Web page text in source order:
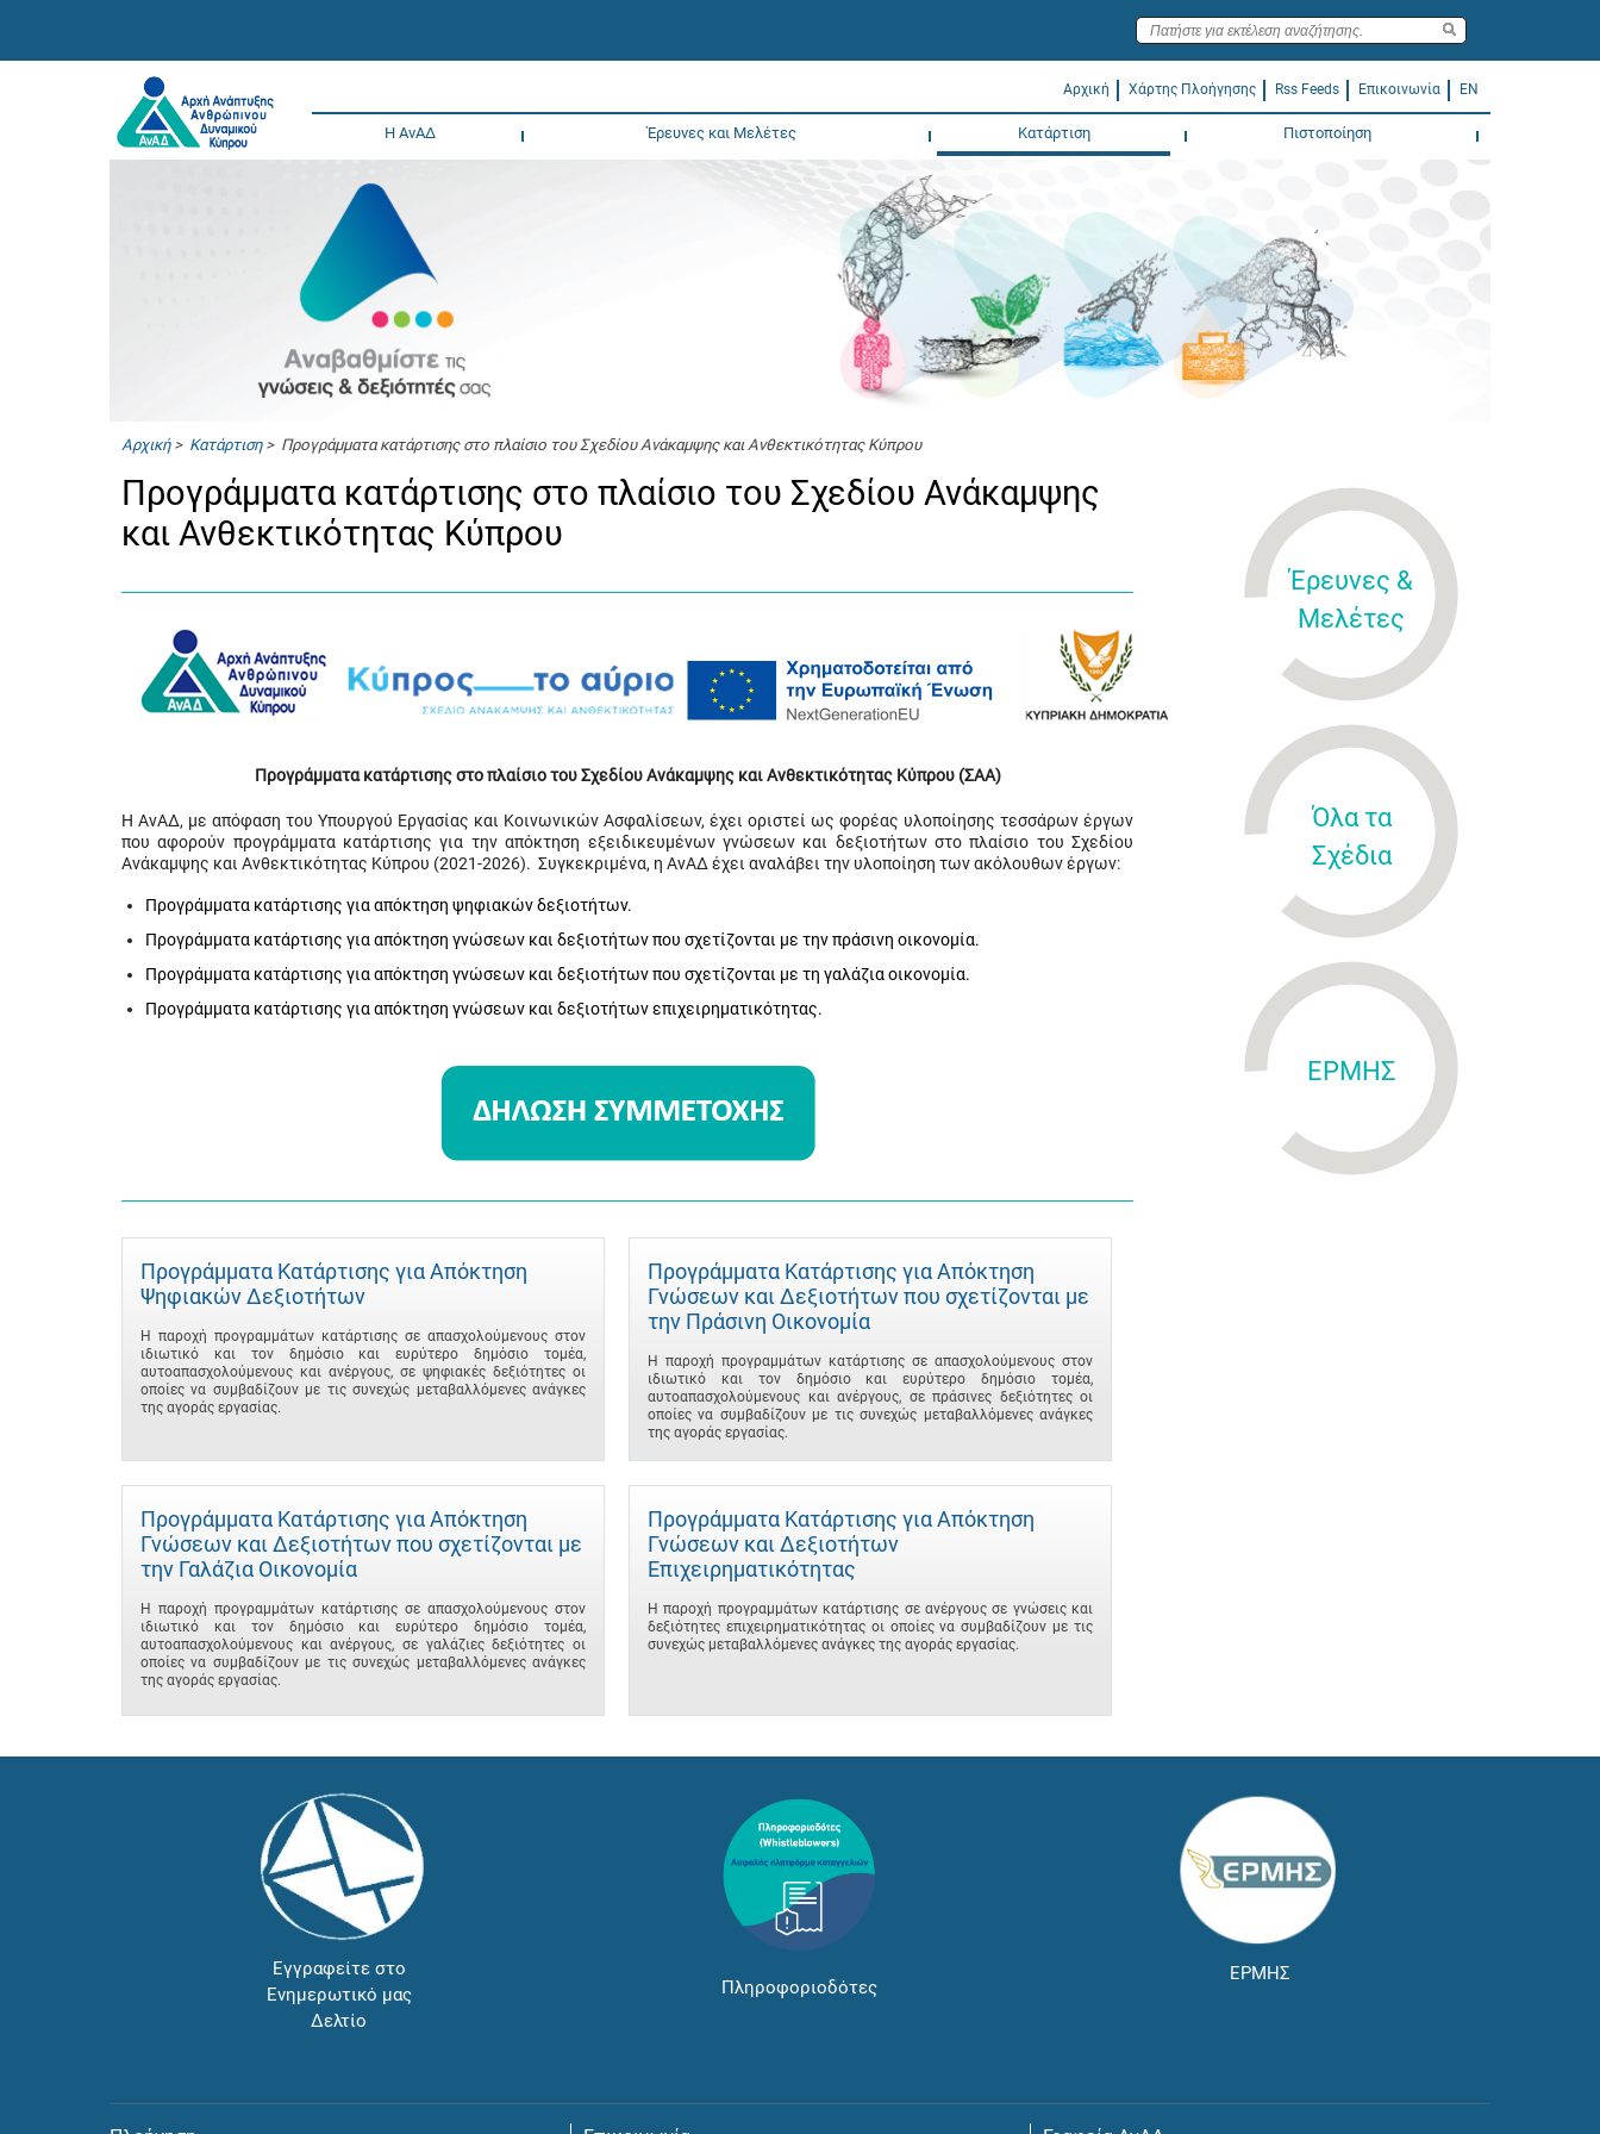
Αρχική Χάρτης Πλοήγησης Rss Feeds Επικοινωνία EN
Η ΑνΑΔ Έρευνες και Μελέτες Κατάρτιση Πιστοποίηση
Αρχική> Κατάρτιση> Προγράμματα κατάρτισης στο πλαίσιο του Σχεδίου Ανάκαμψης και Ανθεκτικότητας Κύπρου
Προγράμματα κατάρτισης στο πλαίσιο του Σχεδίου Ανάκαμψης
και Ανθεκτικότητας Κύπρου
Προγράμματα κατάρτισης στο πλαίσιο του Σχεδίου Ανάκαμψης και Ανθεκτικότητας Κύπρου (ΣΑΑ)
Η ΑνΑΔ, με απόφαση του Υπουργού Εργασίας και Κοινωνικών Ασφαλίσεων, έχει οριστεί ως φορέας υλοποίησης τεσσάρων έργων
που αφορούν προγράμματα κατάρτισης για την απόκτηση εξειδικευμένων γνώσεων και δεξιοτήτων στο πλαίσιο του Σχεδίου
Ανάκαμψης και Ανθεκτικότητας Κύπρου (2021-2026). Συγκεκριμένα, η ΑνΑΔ έχει αναλάβει την υλοποίηση των ακόλουθων έργων:
Προγράμματα κατάρτισης για απόκτηση ψηφιακών δεξιοτήτων.
Προγράμματα κατάρτισης για απόκτηση γνώσεων και δεξιοτήτων που σχετίζονται με την πράσινη οικονομία.
Προγράμματα κατάρτισης για απόκτηση γνώσεων και δεξιοτήτων που σχετίζονται με τη γαλάζια οικονομία.
Προγράμματα κατάρτισης για απόκτηση γνώσεων και δεξιοτήτων επιχειρηματικότητας.
Προγράμματα Κατάρτισης για Απόκτηση
Ψηφιακών Δεξιοτήτων
Η παροχή προγραμμάτων κατάρτισης σε απασχολούμενους στον
ιδιωτικό και τον δημόσιο και ευρύτερο δημόσιο τομέα,
αυτοαπασχολούμενους και ανέργους, σε ψηφιακές δεξιότητες οι
οποίες να συμβαδίζουν με τις συνεχώς μεταβαλλόμενες ανάγκες
της αγοράς εργασίας.
Προγράμματα Κατάρτισης για Απόκτηση
Γνώσεων και Δεξιοτήτων που σχετίζονται με
την Πράσινη Οικονομία
Η παροχή προγραμμάτων κατάρτισης σε απασχολούμενους στον
ιδιωτικό και τον δημόσιο και ευρύτερο δημόσιο τομέα,
αυτοαπασχολούμενους και ανέργους, σε πράσινες δεξιότητες οι
οποίες να συμβαδίζουν με τις συνεχώς μεταβαλλόμενες ανάγκες
της αγοράς εργασίας.
Προγράμματα Κατάρτισης για Απόκτηση
Γνώσεων και Δεξιοτήτων που σχετίζονται με
την Γαλάζια Οικονομία
Η παροχή προγραμμάτων κατάρτισης σε απασχολούμενους στον
ιδιωτικό και τον δημόσιο και ευρύτερο δημόσιο τομέα,
αυτοαπασχολούμενους και ανέργους, σε γαλάζιες δεξιότητες οι
οποίες να συμβαδίζουν με τις συνεχώς μεταβαλλόμενες ανάγκες
της αγοράς εργασίας.
Προγράμματα Κατάρτισης για Απόκτηση
Γνώσεων και Δεξιοτήτων
Επιχειρηματικότητας
Η παροχή προγραμμάτων κατάρτισης σε ανέργους σε γνώσεις και
δεξιότητες επιχειρηματικότητας οι οποίες να συμβαδίζουν με τις
συνεχώς μεταβαλλόμενες ανάγκες της αγοράς εργασίας.
Έρευνες &
Μελέτες
Όλα τα
Σχέδια
ΕΡΜΗΣ
Εγγραφείτε στο
Ενημερωτικό μας
Δελτίο
Πληροφοριοδότες
ΕΡΜΗΣ